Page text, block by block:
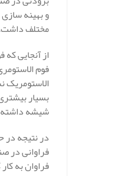
و بهینه
مختلف
از آنجایی
فوم
بسیار
شیشه داشته
در نتیجه
فراوانی در
فراوان به